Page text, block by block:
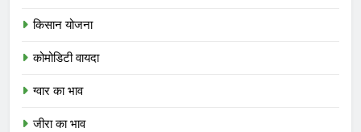
किसान योजना
कोमोडिटी वायदा
ग्वार का भाव
जीरा का भाव